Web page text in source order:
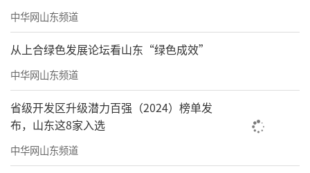
中华网山东频道
从上合绿色发展论坛看山东“绿色成效”
中华网山东频道
省级开发区升级潜力百强（2024）榜单发
布，山东这8家入选
中华网山东频道